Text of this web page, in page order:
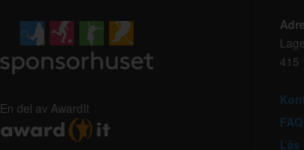
En del av AwardIt
415
FAQ
Läs